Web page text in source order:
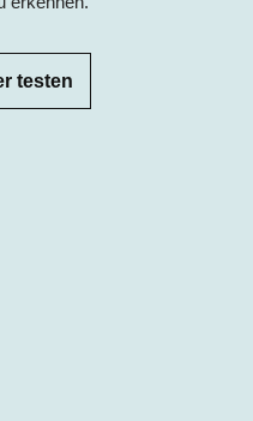
testen